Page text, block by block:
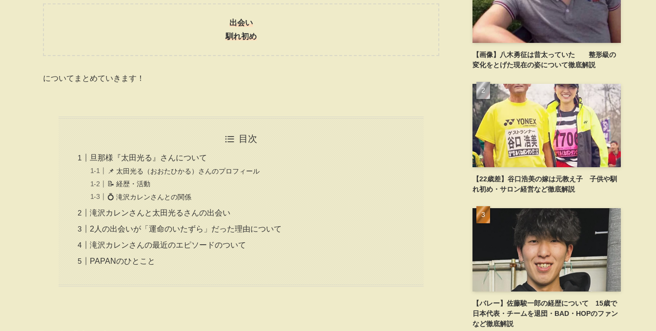
出会い
馴れ初め
についてまとめていきます！
目次
旦那様『太田光る』さんについて
📌 太田光る（おおたひかる）さんのプロフィール
📝 経歴・活動
💍 滝沢カレンさんとの関係
滝沢カレンさんと太田光るさんの出会い
2人の出会いが「運命のいたずら」だった理由について
滝沢カレンさんの最近のエピソードのついて
PAPANのひとこと
【画像】八木勇征は昔太っていた 整形級の
変化をとげた現在の姿について徹底解説
【22歳差】谷口浩美の嫁は元教え子 子供や馴
れ初め・サロン経営など徹底解説
【バレー】佐藤駿一郎の経歴について 15歳で
日本代表・チームを退団・BAD・HOPのファン
など徹底解説